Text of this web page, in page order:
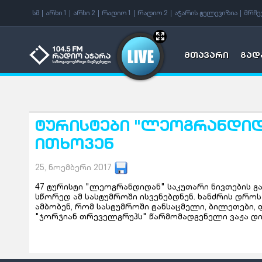
სმ არხი 1 არხი 2 რადიო 1 რადიო 2 აჭარის ტელევიზია
მთავარი
ტურისტები
ითხოვენ
25, ნოემბერი 2017
47 ტურისტი "ლეოგრანდიდან" საკუთარი ნივთების
სწორედ ამ სასტუმროში ისვენებდნენ. ხანძრის
ამბობენ, რომ სასტუმროში ტანსაცმელი, ბილეთები,
"ჯორჯიან თრეველგრუპს" წარმომადგენელი ვაჟა